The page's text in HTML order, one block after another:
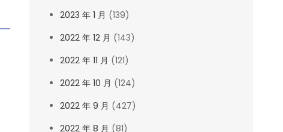
2023 年 1 月 (139)
2022 年 12 月 (143)
2022 年 11 月 (121)
2022 年 10 月 (124)
2022 年 9 月 (427)
2022 年 8 月 (81)